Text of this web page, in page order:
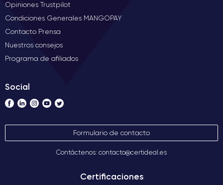
Opiniones Trustpilot
Condiciones Generales MANGOPAY
Contacto Prensa
Nuestros consejos
Programa de afiliados
Social
Formulario de contacto
Contáctenos: contacto@certideal.es
Certificaciones